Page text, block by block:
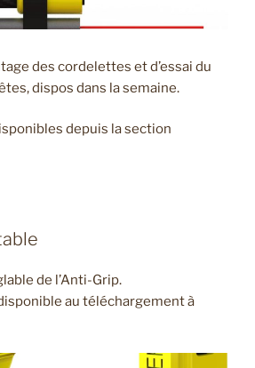
des cordelettes et d’essai du
dispos dans la semaine.
depuis la section
de l’Anti-Grip.
au téléchargement à